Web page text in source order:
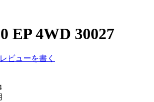
EP 4WD 30027
ビューを書く